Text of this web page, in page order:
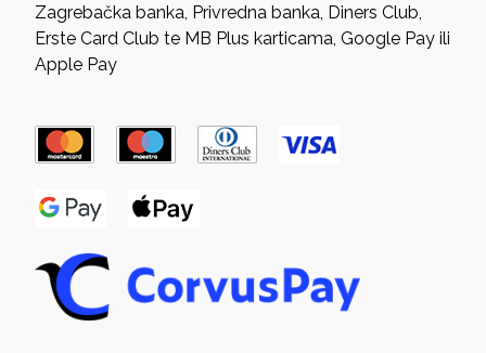
Zagrebačka banka, Privredna banka, Diners Club,
Erste Card Club te MB Plus karticama, Google Pay ili
Apple Pay